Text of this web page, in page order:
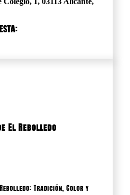
El Rebolledo
Tradición, Color y